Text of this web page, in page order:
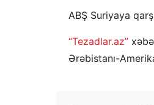
ABŞ Suriyaya
“Tezadlar.az”
Ərəbistanı-